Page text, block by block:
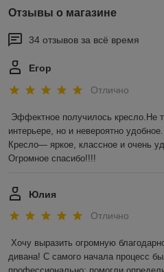
Отзывы о магазине
34 отзывов за всё время
Егор
Отлично
Эффектное получилось кресло.Не
интерьере, но и невероятно удобное.
Кресло— яркое, классное и очень
Огромное спасибо!!!!
Юлия
Отлично
Хочу выразить огромную
дивана! С самого начала процесс